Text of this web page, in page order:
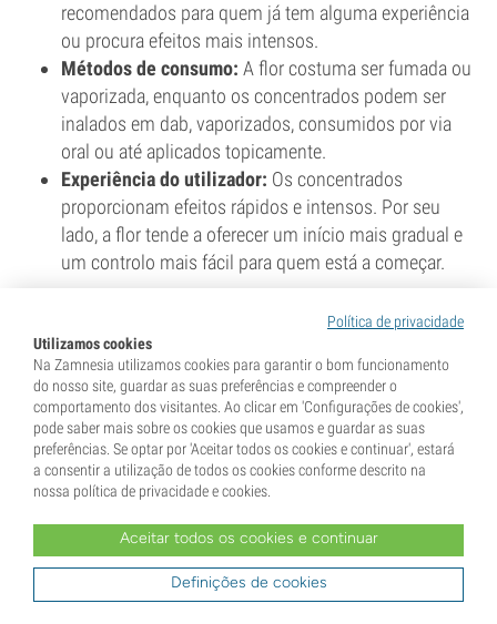
recomendados para quem já tem alguma experiência
ou procura efeitos mais intensos.
Métodos de consumo: A flor costuma ser fumada ou
vaporizada, enquanto os concentrados podem ser
inalados em dab, vaporizados, consumidos por via
oral ou até aplicados topicamente.
Experiência do utilizador: Os concentrados
proporcionam efeitos rápidos e intensos. Por seu
lado, a flor tende a oferecer um início mais gradual e
um controlo mais fácil para quem está a começar.
destacam-se pela eficácia e intensidade dos efeitos,
enquanto a flor oferece uma experiência mais tradicional e
completa.
Artigo relacionado
Flor de canábis vs. comestíveis vs.
concentrados
Política de privacidade
Utilizamos cookies
Na Zamnesia utilizamos cookies para garantir o bom funcionamento
do nosso site, guardar as suas preferências e compreender o
comportamento dos visitantes. Ao clicar em 'Configurações de cookies',
pode saber mais sobre os cookies que usamos e guardar as suas
preferências. Se optar por 'Aceitar todos os cookies e continuar', estará
a consentir a utilização de todos os cookies conforme descrito na
nossa política de privacidade e cookies.
Aceitar todos os cookies e continuar
Definições de cookies